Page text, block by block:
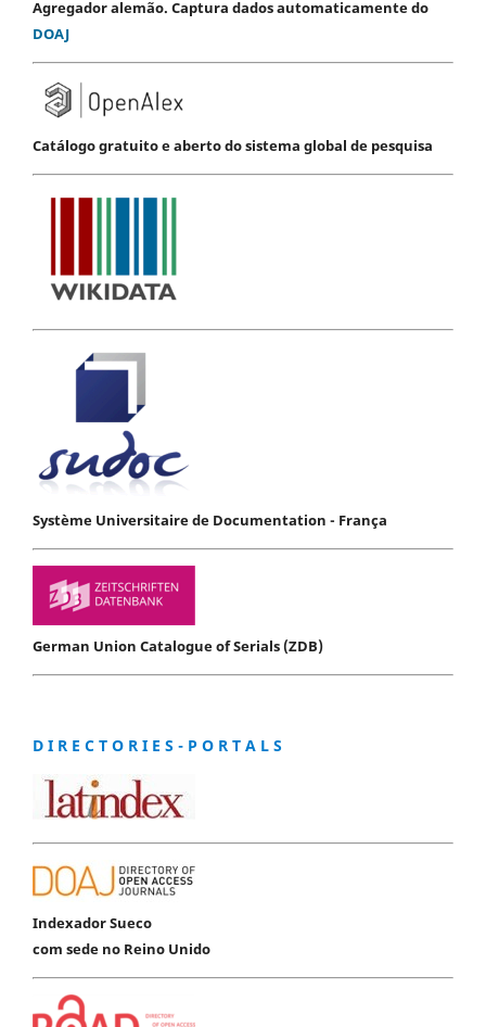
Agregador alemão. Captura dados automaticamente do
DOAJ
Catálogo gratuito e aberto do sistema global de pesquisa
Système Universitaire de Documentation - França
German Union Catalogue of Serials (ZDB)
D I R E C T O R I E S - P O R T A L S
Indexador Sueco
com sede no Reino Unido